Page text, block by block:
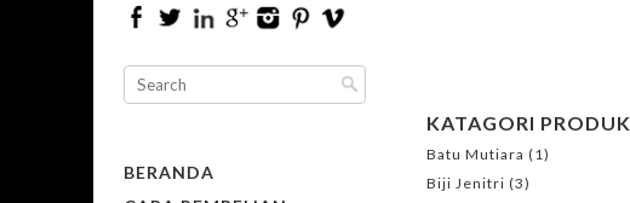
BERANDA
KATAGORI PRODUK
Batu Mutiara (1)
Biji Jenitri (3)